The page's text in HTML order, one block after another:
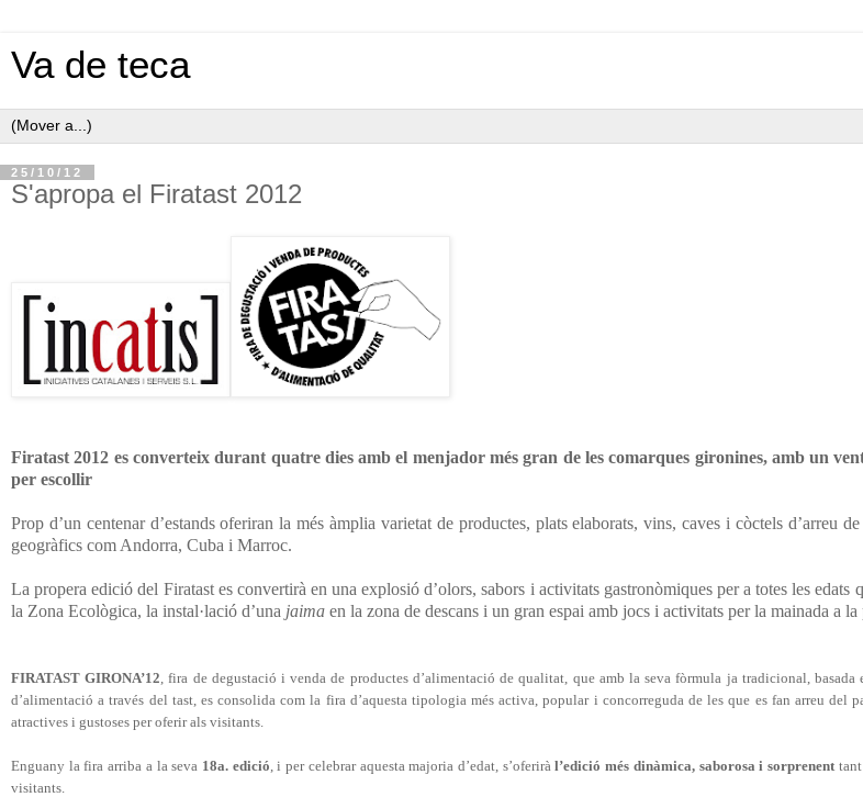
Va de teca
25/10/12
S'apropa el Firatast 2012
Firatast 2012 es converteix durant quatre dies amb el menjador més gran de les comarques gironines, amb un
per escollir
Prop d’un centenar d’estands oferiran la més àmplia varietat de productes, plats elaborats, vins, caves i còctels d’arreu
geogràfics com Andorra, Cuba i Marroc.
La propera edició del Firatast es convertirà en una explosió d’olors, sabors i activitats gastronòmiques per a totes les edats
la Zona Ecològica, la instal·lació d’una jaima en la zona de descans i un gran espai amb jocs i activitats per la mainada a la
FIRATAST GIRONA’12 , fira de degustació i venda de productes d’alimentació de qualitat, que amb la seva fòrmula ja tradicional,
d’alimentació a través del tast, es consolida com la fira d’aquesta tipologia més activa, popular i concorreguda de les que es fan arreu del
atractives i gustoses per oferir als visitants.
Enguany la fira arriba a la seva 18a. edició , i per celebrar aquesta majoria d’edat, s’oferiràl’edició més dinàmica, saborosa i sorprenent
visitants.